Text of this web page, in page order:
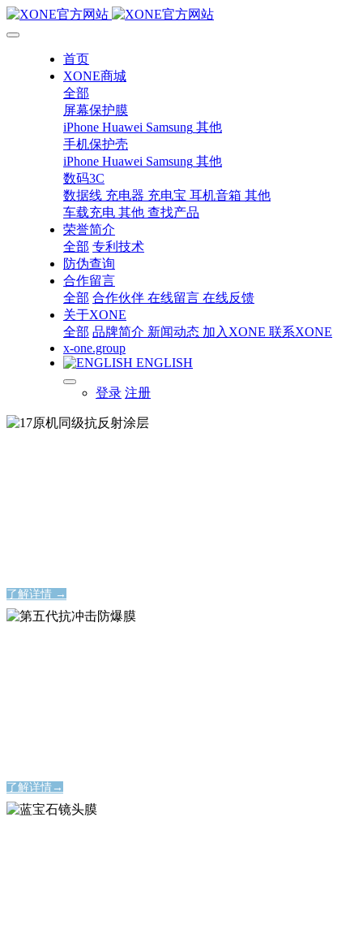
首页
XONE商城
全部
屏幕保护膜
iPhone Huawei Samsung 其他
手机保护壳
iPhone Huawei Samsung 其他
数码3C
数据线 充电器 充电宝 耳机音箱 其他
车载充电 其他 查找产品
荣誉简介
全部 专利技术
防伪查询
合作留言
全部 合作伙伴 在线留言 在线反馈
关于XONE
全部 品牌简介 新闻动态 加入XONE 联系XONE
x-one.group
ENGLISH
登录 注册
了解详情 →
了解详情→